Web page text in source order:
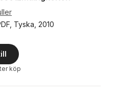
Tyska 2010
köp